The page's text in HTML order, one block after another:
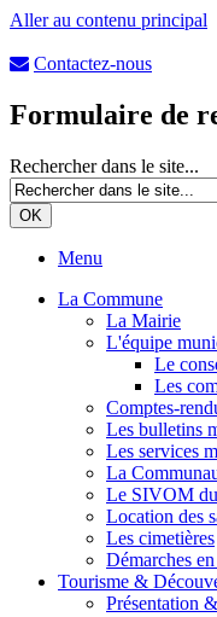
Aller au contenu principal
Contactez-nous
Formulaire de
Rechercher dans le site...
Menu
La Commune
La Mairie
L'équipe
Le
Les
Comptes-
Les bulletins
Les services
La
Le SIVOM du
Location des
Les cimetières
Démarches
Tourisme &
Présentation